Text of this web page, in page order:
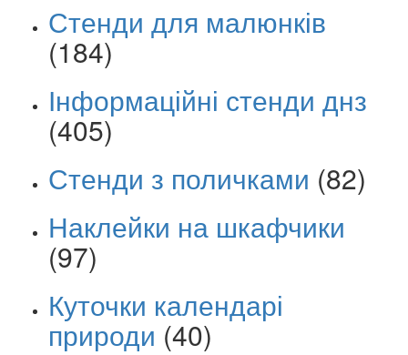
Стенди для малюнків
(184)
Інформаційні стенди днз
(405)
Стенди з поличками (82)
Наклейки на шкафчики
(97)
Куточки календарі
природи (40)